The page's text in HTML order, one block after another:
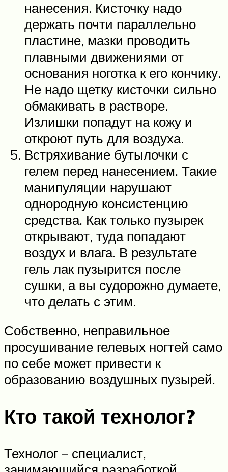
нанесения. Кисточку надо
держать почти параллельно
пластине, мазки проводить
плавными движениями от
основания ноготка к его кончику.
Не надо щетку кисточки сильно
обмакивать в растворе.
Излишки попадут на кожу и
откроют путь для воздуха.
Встряхивание бутылочки с
гелем перед нанесением. Такие
манипуляции нарушают
однородную консистенцию
средства. Как только пузырек
открывают, туда попадают
воздух и влага. В результате
гель лак пузырится после
сушки, а вы судорожно думаете,
что делать с этим.
Собственно, неправильное
просушивание гелевых ногтей само
по себе может привести к
образованию воздушных пузырей.
Кто такой технолог?
Технолог – специалист,